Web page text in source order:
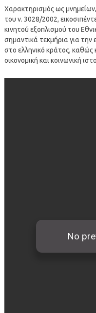
Χαρακτηρισμός ως
του ν. 3028/2002,
κινητού εξοπλισμού του
σημαντικά τεκμήρια για την
στο ελληνικό κράτος, καθώς
οικονομική και κοινωνική